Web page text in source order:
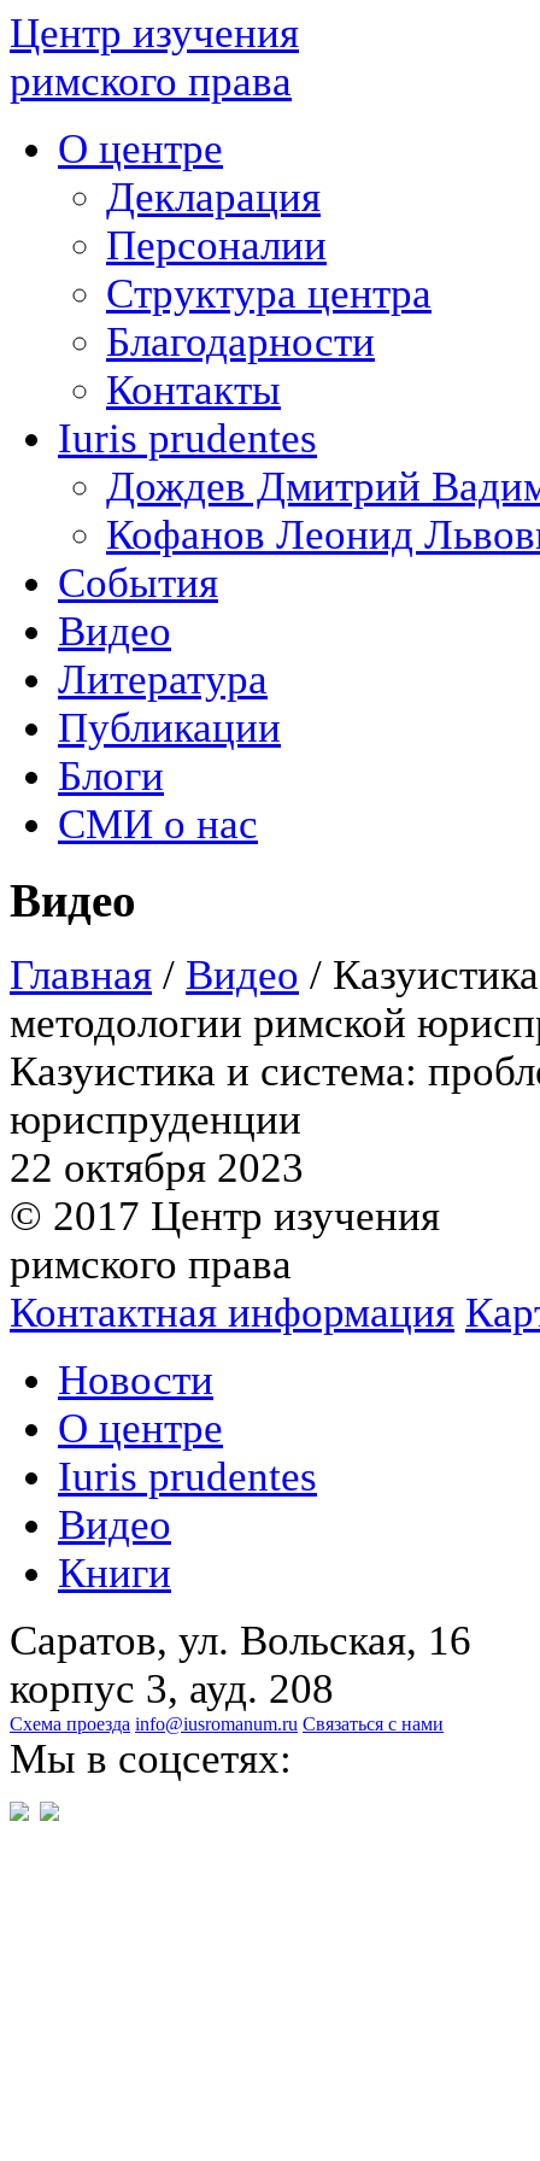
Центр изучения
римского права
О центре
Декларация
Персоналии
Структура центра
Благодарности
Контакты
Iuris prudentes
Дождев Дмитрий
Кофанов Леонид
События
Видео
Литература
Публикации
Блоги
СМИ о нас
Видео
Главная / Видео /
методологии римской
Казуистика и система:
юриспруденции
22 октября 2023
© 2017 Центр изучения
римского права
Контактная информация
Новости
О центре
Iuris prudentes
Видео
Книги
Саратов, ул. Вольская, 16
корпус 3, ауд. 208
Схема проезда info@iusromanum.ru Связаться с нами
Мы в соцсетях: